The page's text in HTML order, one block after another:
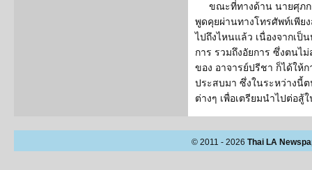
ขณะที่ทางด้าน นายศุภ
พูดคุยผ่านทางโทรศัพท์เพีย
ไปถึงไหนแล้ว เนื่องจากเป็
การ รวมถึงอัยการ ซึ่งตนไ
ของ อาจารย์ปรีชา ก็ได้ให้
ประสบมา ซึ่งในระหว่างนี้
ต่างๆ เพื่อเตรียมนำไปต่อสู้
© 2011 - 2026 Thai LA